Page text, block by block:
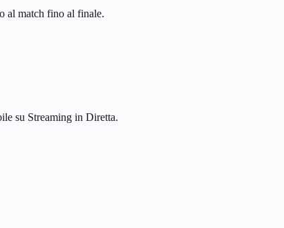
al match fino al finale.
su Streaming in Diretta.